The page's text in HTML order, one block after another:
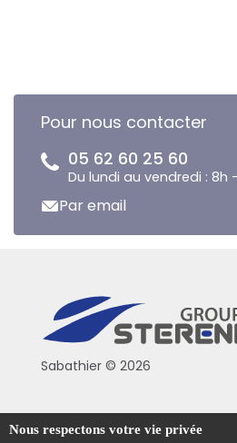
Pour nous contacter
05 62 60 25 60
Du lundi au vendredi : 8h -
Par email
Sabathier © 2026
Politique de confidentialité
Nous respectons votre vie privée